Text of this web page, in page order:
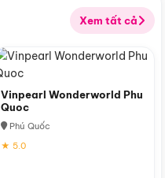
Xem tất cả
Vinpearl Wonderworld Phu
Quoc
Phú Quốc
★ 5.0